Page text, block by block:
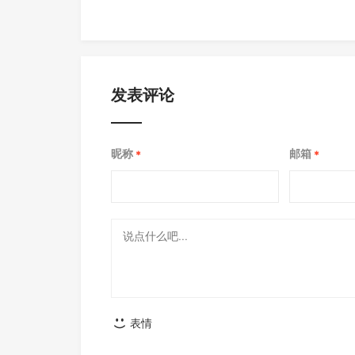
发表评论
昵称 * 邮箱 *
表情